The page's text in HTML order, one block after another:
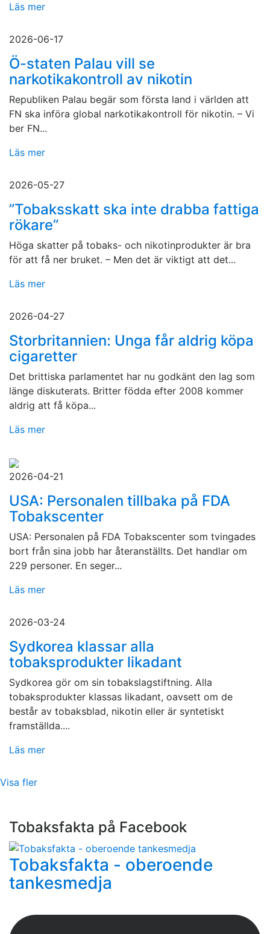
Läs mer
2026-06-17
Ö-staten Palau vill se
narkotikakontroll av nikotin
Republiken Palau begär som första land i världen att
FN ska införa global narkotikakontroll för nikotin. – Vi
ber FN...
Läs mer
2026-05-27
”Tobaksskatt ska inte drabba fattiga
rökare”
Höga skatter på tobaks- och nikotinprodukter är bra
för att få ner bruket. – Men det är viktigt att det...
Läs mer
2026-04-27
Storbritannien: Unga får aldrig köpa
cigaretter
Det brittiska parlamentet har nu godkänt den lag som
länge diskuterats. Britter födda efter 2008 kommer
aldrig att få köpa...
Läs mer
2026-04-21
USA: Personalen tillbaka på FDA
Tobakscenter
USA: Personalen på FDA Tobakscenter som tvingades
bort från sina jobb har återanställts. Det handlar om
229 personer. En seger...
Läs mer
2026-03-24
Sydkorea klassar alla
tobaksprodukter likadant
Sydkorea gör om sin tobakslagstiftning. Alla
tobaksprodukter klassas likadant, oavsett om de
består av tobaksblad, nikotin eller är syntetiskt
framställda....
Läs mer
Visa fler
Tobaksfakta på Facebook
Tobaksfakta - oberoende
tankesmedja